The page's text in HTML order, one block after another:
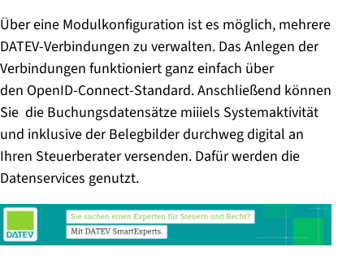
Über eine Modulkonfiguration ist es möglich, mehrere
DATEV-Verbindungen zu verwalten. Das Anlegen der
Verbindungen funktioniert ganz einfach über
den OpenID-Connect-Standard. Anschließend können
Sie die Buchungsdatensätze miiiels Systemaktivität
und inklusive der Belegbilder durchweg digital an
Ihren Steuerberater versenden. Dafür werden die
Datenservices genutzt.